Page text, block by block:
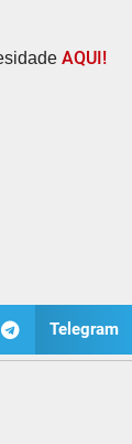
AQUI!
Telegram